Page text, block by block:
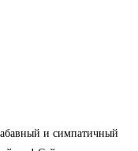
и симпатичный